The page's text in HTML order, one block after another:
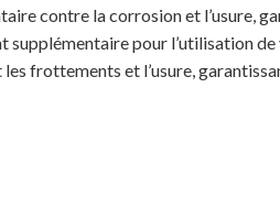
contre la corrosion et l’usure,
pour l’utilisation
frottements et l’usure,